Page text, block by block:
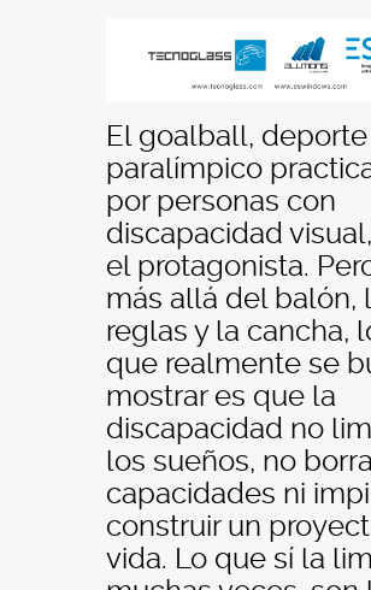
El goalball, deporte
paralímpico
por personas con
discapacidad
el protagonista.
más allá del balón,
reglas y la cancha,
que realmente se
mostrar es que la
discapacidad no
los sueños, no
capacidades ni
construir un
vida. Lo que sí la